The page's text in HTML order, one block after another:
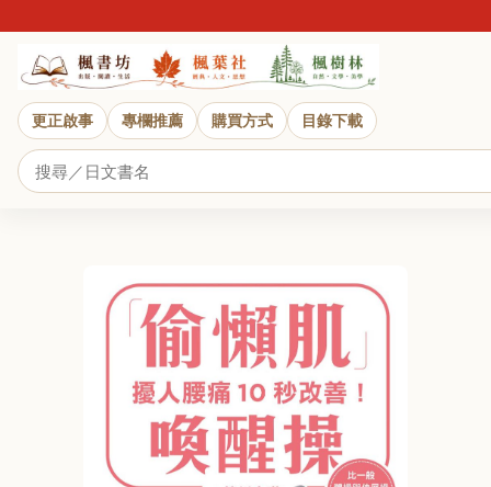
更正啟事 專欄推薦 購買方式 目錄下載